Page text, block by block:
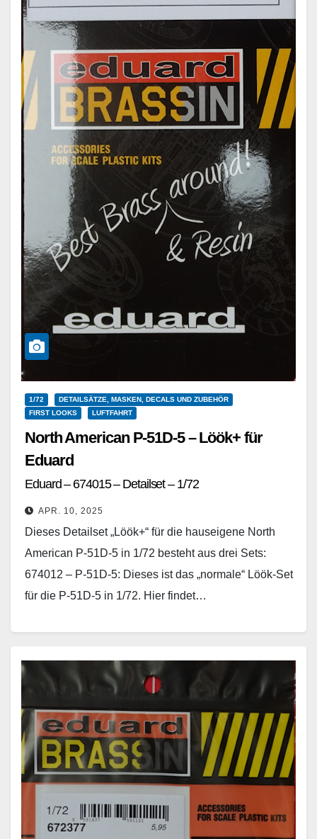
1/72
DETAILSÄTZE, MASKEN, DECALS UND ZUBEHÖR
FIRST LOOKS
LUFTFAHRT
North American P-51D-5 – Löök+ für
Eduard
Eduard – 674015 – Detailset – 1/72
APR. 10, 2025
Dieses Detailset „Löök+“ für die hauseigene North
American P-51D-5 in 1/72 besteht aus drei Sets:
674012 – P-51D-5: Dieses ist das „normale“ Löök-Set
für die P-51D-5 in 1/72. Hier findet…